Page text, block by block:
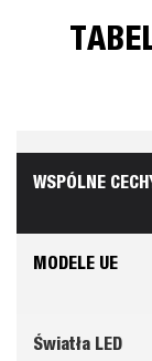
WSPÓLNE
MODELE UE
Światła LED